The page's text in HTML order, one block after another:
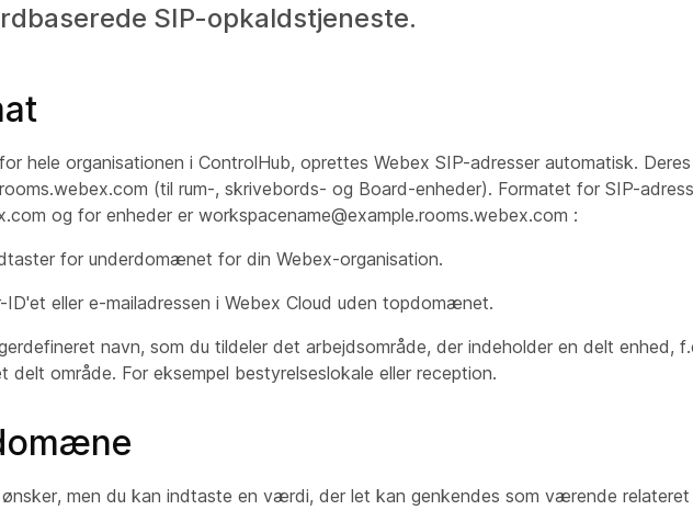
SIP-opkaldstjeneste.
hele organisationen i ControlHub, oprettes Webex SIP-adresser automatisk.
(til rum-, skrivebords- og Board-enheder). Formatet for SIP-
og for enheder er workspacename@example.rooms.webex.com :
for underdomænet for din Webex-organisation.
ID'et eller e-mailadressen i Webex Cloud uden topdomænet.
navn, som du tildeler det arbejdsområde, der indeholder en delt enhed,
delt område. For eksempel bestyrelseslokale eller reception.
men du kan indtaste en værdi, der let kan genkendes som værende relateret